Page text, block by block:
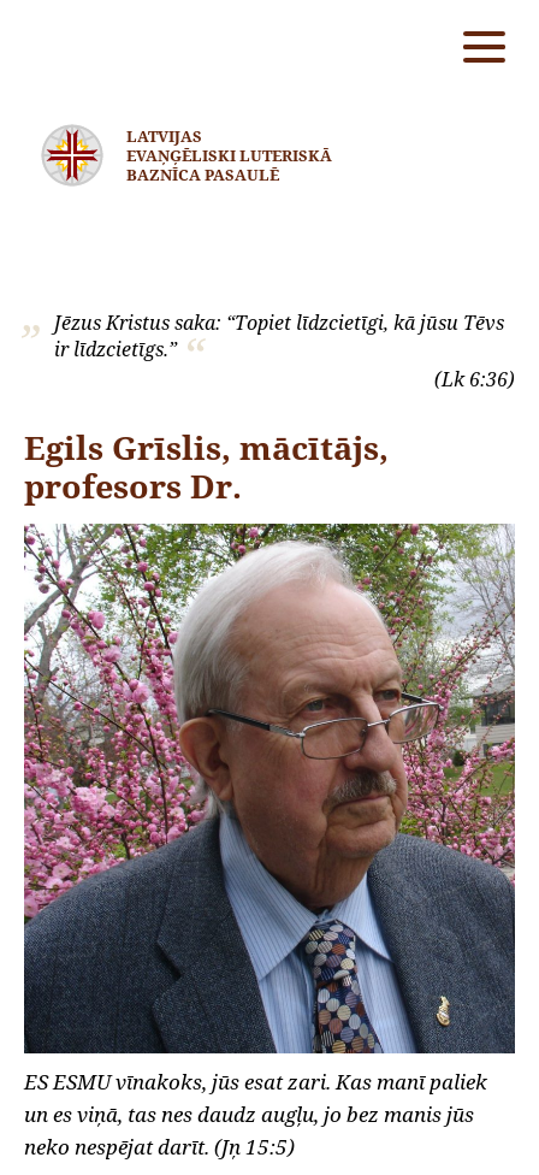
LATVIJAS
EVAŅĢĒLISKI LUTERISKĀ
BAZNĪCA PASAULĒ
Jēzus Kristus saka: “Topiet līdzcietīgi, kā jūsu Tēvs
ir līdzcietīgs.”
(Lk 6:36)
Egils Grīslis, mācītājs,
profesors Dr.
ES ESMU vīnakoks, jūs esat zari. Kas manī paliek
un es viņā, tas nes daudz augļu, jo bez manis jūs
neko nespējat darīt. (Jņ 15:5)